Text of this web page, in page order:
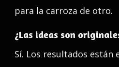
para la carroza de otro.
¿Las ideas son
Sí. Los resultados están